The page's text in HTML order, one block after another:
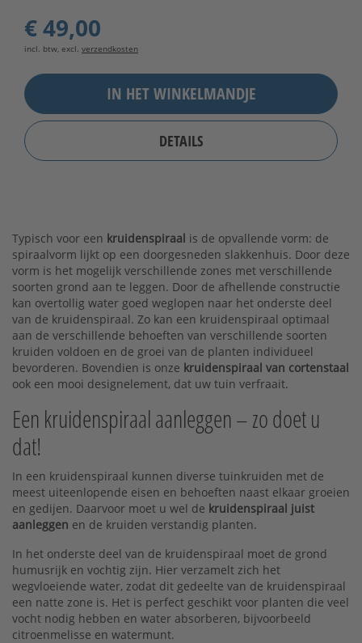
€ 49,00
incl. btw, excl. verzendkosten
IN HET WINKELMANDJE
DETAILS
Typisch voor een kruidenspiraal is de opvallende vorm: de
spiraalvorm lijkt op een doorgesneden slakkenhuis. Door deze
vorm is het mogelijk verschillende zones met verschillende
soorten grond aan te leggen. Door de afhellende constructie
kan overtollig water goed weglopen naar het onderste deel
van de kruidenspiraal. Zo kan een kruidenspiraal optimaal
aan de verschillende behoeften van verschillende soorten
kruiden voldoen en de groei van de planten individueel
bevorderen. Bovendien is onze kruidenspiraal van cortenstaal
ook een mooi designelement, dat uw tuin verfraait.
Een kruidenspiraal aanleggen – zo doet u
dat!
In een kruidenspiraal kunnen diverse tuinkruiden met de
meest uiteenlopende eisen en behoeften naast elkaar groeien
en gedijen. Daarvoor moet u wel de kruidenspiraal juist
aanleggen en de kruiden verstandig planten.
In het onderste deel van de kruidenspiraal moet de grond
humusrijk en vochtig zijn. Hier verzamelt zich het
wegvloeiende water, zodat dit gedeelte van de kruidenspiraal
een natte zone is. Het is perfect geschikt voor planten die veel
vocht nodig hebben en water absorberen, bijvoorbeeld
citroenmelisse en watermunt.